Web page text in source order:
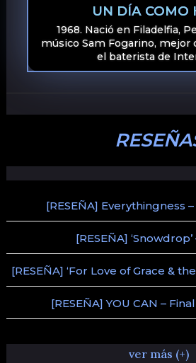
UN DÍA COMO
1968. Nació en Filadelfia,
músico Sam Fogarino, mejor
el baterista de
[RESEÑA] Everythingness
[RESEÑA]
[RESEÑA] ‘For Love of Grace &
[RESEÑA] YOU CAN –
ver más (+)